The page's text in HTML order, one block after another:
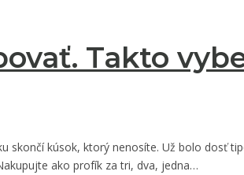
Takto
skončí kúsok, ktorý nenosíte. Už bolo dosť
ako profík za tri, dva, jedna…